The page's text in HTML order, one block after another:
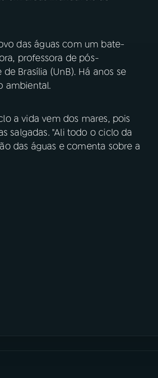
das águas com um bate-
professora de pós-
Brasília (UnB). Há anos se
ambiental.
a vida vem dos mares, pois
salgadas. "Ali todo o ciclo da
das águas e comenta sobre a